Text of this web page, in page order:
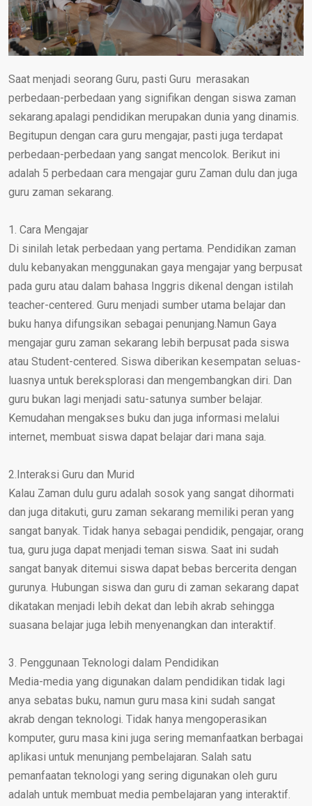
Saat menjadi seorang Guru, pasti Guru merasakan
perbedaan-perbedaan yang signifikan dengan siswa zaman
sekarang.apalagi pendidikan merupakan dunia yang dinamis.
Begitupun dengan cara guru mengajar, pasti juga terdapat
perbedaan-perbedaan yang sangat mencolok. Berikut ini
adalah 5 perbedaan cara mengajar guru Zaman dulu dan juga
guru zaman sekarang.
1. Cara Mengajar
Di sinilah letak perbedaan yang pertama. Pendidikan zaman
dulu kebanyakan menggunakan gaya mengajar yang berpusat
pada guru atau dalam bahasa Inggris dikenal dengan istilah
teacher-centered. Guru menjadi sumber utama belajar dan
buku hanya difungsikan sebagai penunjang.Namun Gaya
mengajar guru zaman sekarang lebih berpusat pada siswa
atau Student-centered. Siswa diberikan kesempatan seluas-
luasnya untuk bereksplorasi dan mengembangkan diri. Dan
guru bukan lagi menjadi satu-satunya sumber belajar.
Kemudahan mengakses buku dan juga informasi melalui
internet, membuat siswa dapat belajar dari mana saja.
2.Interaksi Guru dan Murid
Kalau Zaman dulu guru adalah sosok yang sangat dihormati
dan juga ditakuti, guru zaman sekarang memiliki peran yang
sangat banyak. Tidak hanya sebagai pendidik, pengajar, orang
tua, guru juga dapat menjadi teman siswa. Saat ini sudah
sangat banyak ditemui siswa dapat bebas bercerita dengan
gurunya. Hubungan siswa dan guru di zaman sekarang dapat
dikatakan menjadi lebih dekat dan lebih akrab sehingga
suasana belajar juga lebih menyenangkan dan interaktif.
3. Penggunaan Teknologi dalam Pendidikan
Media-media yang digunakan dalam pendidikan tidak lagi
anya sebatas buku, namun guru masa kini sudah sangat
akrab dengan teknologi. Tidak hanya mengoperasikan
komputer, guru masa kini juga sering memanfaatkan berbagai
aplikasi untuk menunjang pembelajaran. Salah satu
pemanfaatan teknologi yang sering digunakan oleh guru
adalah untuk membuat media pembelajaran yang interaktif.